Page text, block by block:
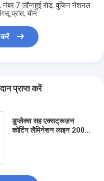
7 लॉन्गहुई रोड, वुजिन नेशनल
प्रांत, चीन
प्राप्त करें
डुप्लेक्स सह एक्सट्रूज़न
कोटिंग लैमिनेशन लाइन 200